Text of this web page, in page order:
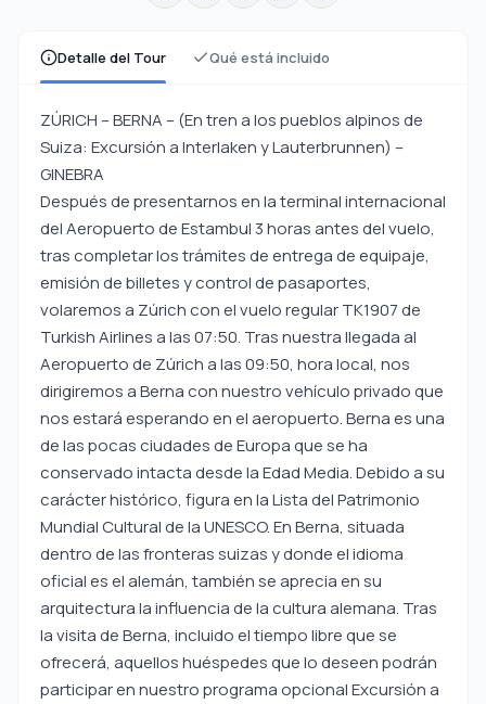
Detalle del Tour Qué está incluido
ZÚRICH – BERNA – (En tren a los pueblos alpinos de
Suiza: Excursión a Interlaken y Lauterbrunnen) –
GINEBRA
Después de presentarnos en la terminal internacional
del Aeropuerto de Estambul 3 horas antes del vuelo,
tras completar los trámites de entrega de equipaje,
emisión de billetes y control de pasaportes,
volaremos a Zúrich con el vuelo regular TK1907 de
Turkish Airlines a las 07:50. Tras nuestra llegada al
Aeropuerto de Zúrich a las 09:50, hora local, nos
dirigiremos a Berna con nuestro vehículo privado que
nos estará esperando en el aeropuerto. Berna es una
de las pocas ciudades de Europa que se ha
conservado intacta desde la Edad Media. Debido a su
carácter histórico, figura en la Lista del Patrimonio
Mundial Cultural de la UNESCO. En Berna, situada
dentro de las fronteras suizas y donde el idioma
oficial es el alemán, también se aprecia en su
arquitectura la influencia de la cultura alemana. Tras
la visita de Berna, incluido el tiempo libre que se
ofrecerá, aquellos huéspedes que lo deseen podrán
participar en nuestro programa opcional Excursión a